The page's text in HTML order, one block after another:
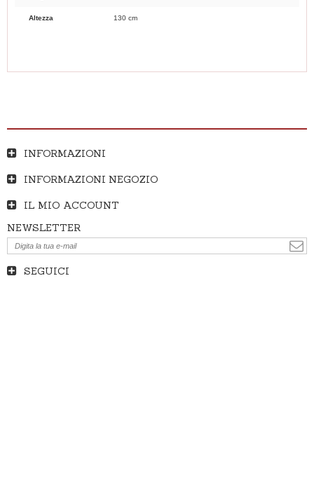
Altezza 130 cm
INFORMAZIONI
INFORMAZIONI NEGOZIO
IL MIO ACCOUNT
NEWSLETTER
SEGUICI